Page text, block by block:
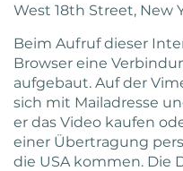
West 18th Street, New
Beim Aufruf dieser
Browser eine
aufgebaut. Auf der
sich mit Mailadresse
er das Video kaufen
einer Übertragung
die USA kommen. Die